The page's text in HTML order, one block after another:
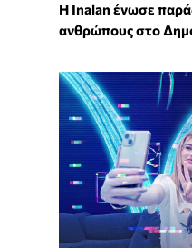
Η Inalan ένωσε
ανθρώπους στο